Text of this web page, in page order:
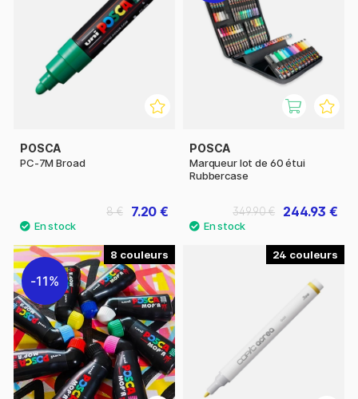
POSCA
PC-7M Broad
7.20 €
8 €
POSCA
Marqueur lot de 60 étui
Rubbercase
244.93 €
349.90 €
8
11%
24